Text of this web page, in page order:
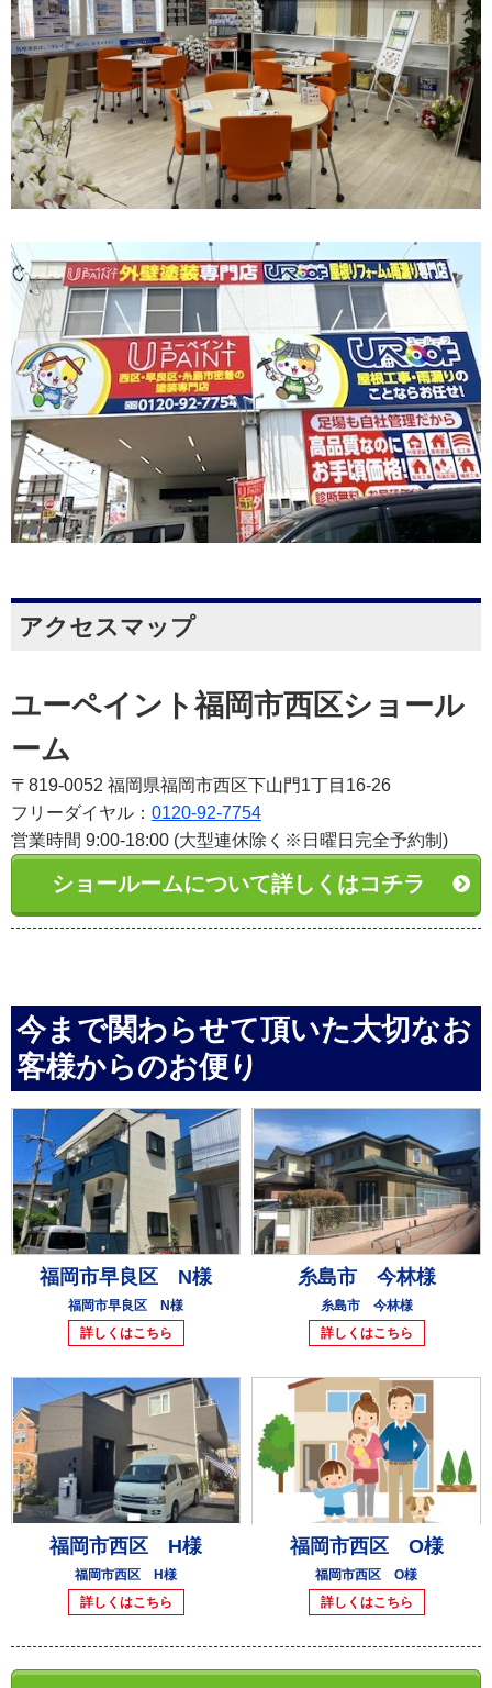
アクセスマップ
ユーペイント福岡市西区ショール
ーム
〒819-0052 福岡県福岡市西区下山門1丁目16-26
フリーダイヤル： 0120-92-7754
営業時間 9:00-18:00 (大型連休除く※日曜日完全予約制)
ショールームについて詳しくはコチラ
今まで関わらせて頂いた大切なお
客様からのお便り
福岡市早良区 N様
福岡市早良区 N様
詳しくはこちら
糸島市 今林様
糸島市 今林様
詳しくはこちら
福岡市西区 H様
福岡市西区 H様
詳しくはこちら
福岡市西区 O様
福岡市西区 O様
詳しくはこちら